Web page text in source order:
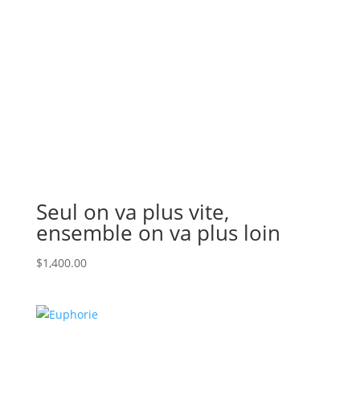
Seul on va plus vite,
ensemble on va plus loin
$1,400.00